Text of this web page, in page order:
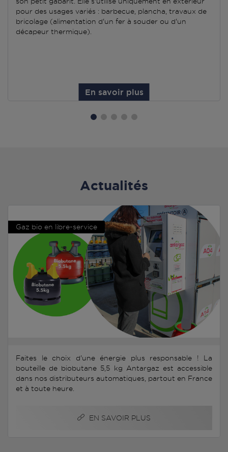
pour des usages variés : barbecue, plancha, travaux de
bricolage (alimentation d'un fer à souder ou d'un
décapeur thermique).
En savoir plus
Actualités
Gaz bio en libre-service
Faites le choix d'une énergie plus responsable ! La
bouteille de biobutane 5,5 kg Antargaz est accessible
dans nos distributeurs automatiques, partout en France
et à toute heure.
EN SAVOIR PLUS